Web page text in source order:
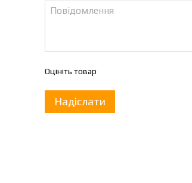
Оцініть товар
Надіслати